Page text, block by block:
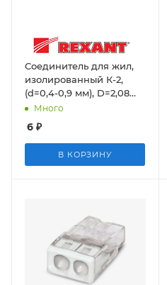
Соединитель для жил,
изолированный К-2,
(d=0,4-0,9 мм), D=2,08
мм Rexant
Много
6 ₽
В КОРЗИНУ